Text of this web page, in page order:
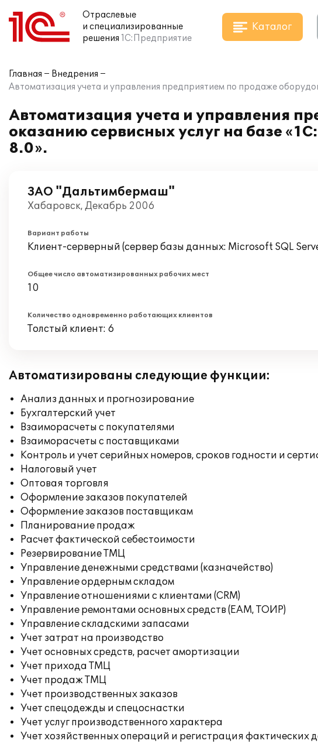
Отраслевые
и специализированные
решения 1С:Предприятие
Каталог
Главная
Внедрения
Автоматизация учета и управления предприятием по продаже
Автоматизация учета и управления
оказанию сервисных услуг на базе
8.0».
ЗАО "Дальтимбермаш"
Хабаровск, Декабрь 2006
Вариант работы
Клиент-серверный (сервер базы данных: Microsoft SQL
Общее число автоматизированных рабочих мест
10
Количество одновременно работающих клиентов
Толстый клиент: 6
Автоматизированы следующие функции:
Анализ данных и прогнозирование
Бухгалтерский учет
Взаиморасчеты с покупателями
Взаиморасчеты с поставщиками
Контроль и учет серийных номеров, сроков годности и
Налоговый учет
Оптовая торговля
Оформление заказов покупателей
Оформление заказов поставщикам
Планирование продаж
Расчет фактической себестоимости
Резервирование ТМЦ
Управление денежными средствами (казначейство)
Управление ордерным складом
Управление отношениями с клиентами (CRM)
Управление ремонтами основных средств (EAM, ТОИР)
Управление складскими запасами
Учет затрат на производство
Учет основных средств, расчет амортизации
Учет прихода ТМЦ
Учет продаж ТМЦ
Учет производственных заказов
Учет спецодежды и спецоснастки
Учет услуг производственного характера
Учет хозяйственных операций и регистрация фактических